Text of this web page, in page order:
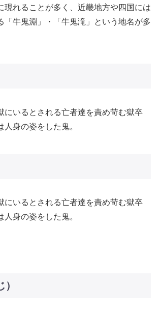
現れることが多く、近畿地方や四国には
「牛鬼淵」・「牛鬼滝」という地名が多
にいるとされる亡者達を責め苛む獄卒
人身の姿をした鬼。
にいるとされる亡者達を責め苛む獄卒
人身の姿をした鬼。